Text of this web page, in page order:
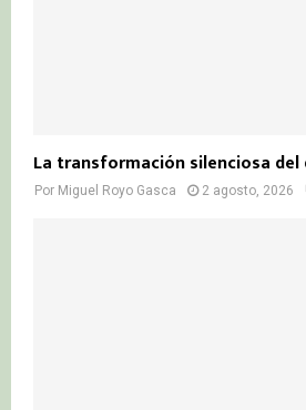
La transformación silenciosa
Por Miguel Royo Gasca 2 agosto, 2026